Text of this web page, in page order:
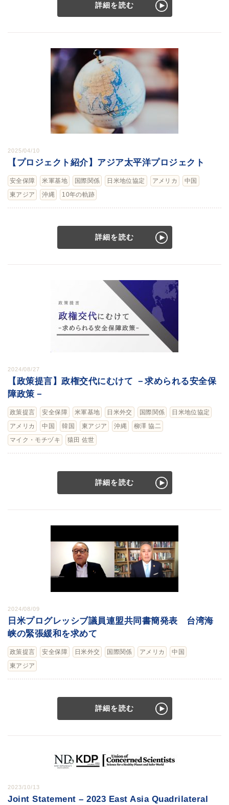
詳細を読む
2025/04/10
【プロジェクト紹介】アジア太平洋プロジェクト
安全保障 米軍基地 国際関係 日米地位協定 アメリカ
中国
東アジア
沖縄 10年の軌跡
詳細を読む
2024/08/27
【政策提言】政権交代にむけて －求められる安全保
障政策－
政策提言 安全保障 米軍基地 日米外交 国際関係
日米地位協定
アメリカ
中国 韓国 東アジア 沖縄
柳澤 協二
マイク・モチヅキ
猿田 佐世
詳細を読む
2024/08/09
日米プログレッシブ議員連盟共同書簡発表 台湾海
峡の緊張緩和を求めて
政策提言 安全保障 日米外交 国際関係 アメリカ
中国
東アジア
詳細を読む
2023/10/13
Joint Statement – 2023 East Asia Quadrilateral